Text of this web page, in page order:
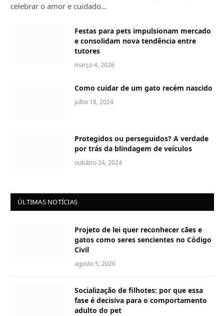
celebrar o amor e cuidado…
Festas para pets impulsionam mercado
e consolidam nova tendência entre
tutores
março 4, 2026
Como cuidar de um gato recém nascido
julho 18, 2024
Protegidos ou perseguidos? A verdade
por trás da blindagem de veículos
outubro 24, 2024
ÚLTIMAS NOTÍCIAS
Projeto de lei quer reconhecer cães e
gatos como seres sencientes no Código
Civil
agosto 5, 2026
Socialização de filhotes: por que essa
fase é decisiva para o comportamento
adulto do pet